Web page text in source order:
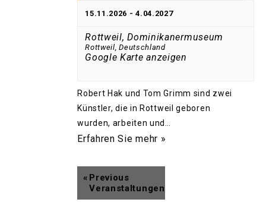
15.11.2026 -4.04.2027
Rottweil, Dominikanermuseum
Rottweil, Deutschland
Google Karte anzeigen
Robert Hak und Tom Grimm sind zwei
Künstler, die in Rottweil geboren
wurden, arbeiten und…
Erfahren Sie mehr »
« Previous
Veranstaltungen